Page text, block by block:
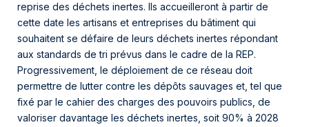
reprise des déchets inertes. Ils accueilleront à partir de
cette date les artisans et entreprises du bâtiment qui
souhaitent se défaire de leurs déchets inertes répondant
aux standards de tri prévus dans le cadre de la REP.
Progressivement, le déploiement de ce réseau doit
permettre de lutter contre les dépôts sauvages et, tel que
fixé par le cahier des charges des pouvoirs publics, de
valoriser davantage les déchets inertes, soit 90% à 2028